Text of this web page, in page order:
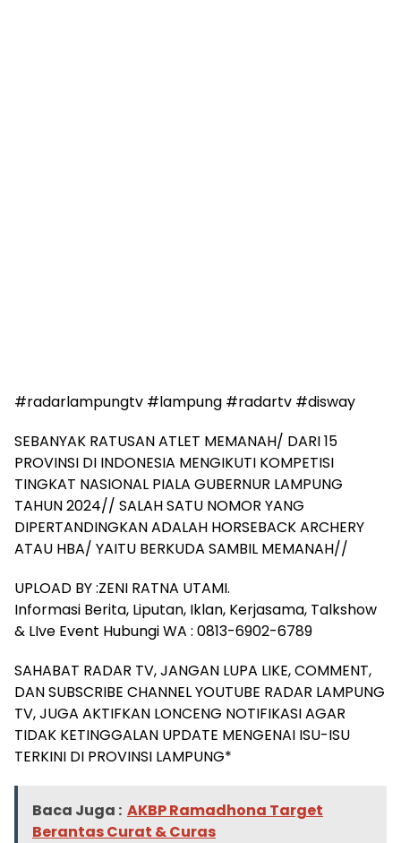
#radarlampungtv #lampung #radartv #disway
SEBANYAK RATUSAN ATLET MEMANAH/ DARI 15
PROVINSI DI INDONESIA MENGIKUTI KOMPETISI
TINGKAT NASIONAL PIALA GUBERNUR LAMPUNG
TAHUN 2024// SALAH SATU NOMOR YANG
DIPERTANDINGKAN ADALAH HORSEBACK ARCHERY
ATAU HBA/ YAITU BERKUDA SAMBIL MEMANAH//
UPLOAD BY :ZENI RATNA UTAMI.
Informasi Berita, Liputan, Iklan, Kerjasama, Talkshow
& LIve Event Hubungi WA : 0813-6902-6789
SAHABAT RADAR TV, JANGAN LUPA LIKE, COMMENT,
DAN SUBSCRIBE CHANNEL YOUTUBE RADAR LAMPUNG
TV, JUGA AKTIFKAN LONCENG NOTIFIKASI AGAR
TIDAK KETINGGALAN UPDATE MENGENAI ISU-ISU
TERKINI DI PROVINSI LAMPUNG*
Baca Juga : AKBP Ramadhona Target
Berantas Curat & Curas